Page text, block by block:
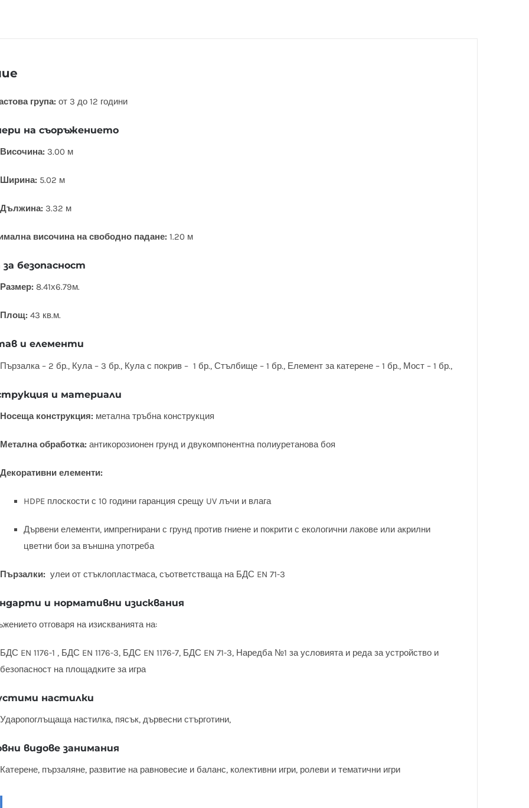
група: от 3 до 12 години
на съоръжението
Височина: 3.00 м
Ширина: 5.02 м
Дължина: 3.32 м
височина на свободно падане: 1.20 м
за безопасност
Размер: 8.41х6.79м.
Площ: 43 кв.м.
и елементи
Пързалка – 2 бр., Кула – 3 бр., Кула с покрив – 1 бр., Стълбище – 1 бр., Елемент за катерене – 1 бр., Мост – 1 бр.,
и материали
Носеща конструкция: метална тръбна конструкция
Метална обработка: антикорозионен грунд и двукомпонентна полиуретанова боя
Декоративни елементи:
HDPE плоскости с 10 години гаранция срещу UV лъчи и влага
Дървени елементи, импрегнирани с грунд против гниене и покрити с екологични лакове или акрилни
цветни бои за външна употреба
Пързалки: улеи от стъклопластмаса, съответстваща на БДС EN 71-3
и нормативни изисквания
отговаря на изискванията на:
БДС EN 1176-1 , БДС EN 1176-3, БДС EN 1176-7, БДС EN 71-3, Наредба №1 за условията и реда за устройство и
безопасност на площадките за игра
настилки
Ударопоглъщаща настилка, пясък, дървесни стърготини,
видове занимания
Катерене, пързаляне, развитие на равновесие и баланс, колективни игри, ролеви и тематични игри